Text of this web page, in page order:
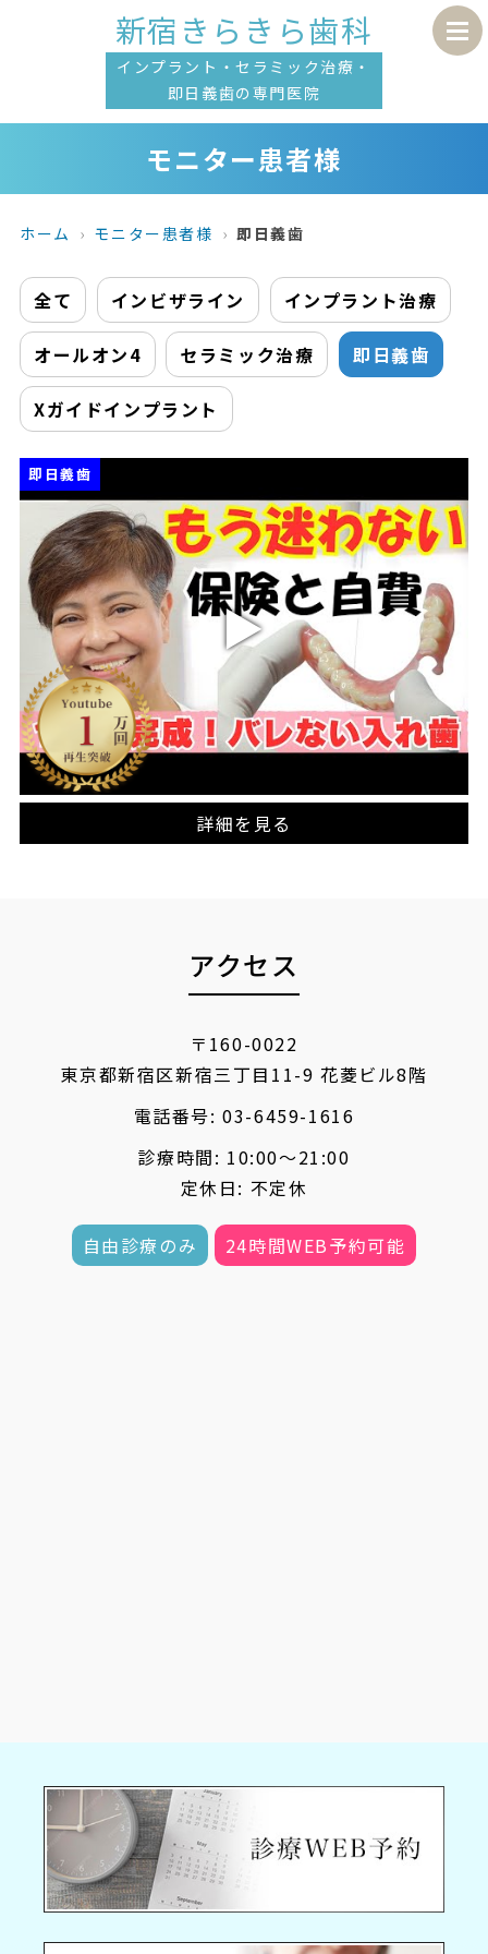
新宿きらきら歯科
インプラント・セラミック治療・
即日義歯の専門医院
モニター患者様
ホーム モニター患者様 即日義歯
全て インビザライン インプラント治療
オールオン4 セラミック治療 即日義歯
Xガイドインプラント
即日義歯
詳細を見る
アクセス
〒160-0022
東京都新宿区新宿三丁目11-9 花菱ビル8階
電話番号:03-6459-1616
診療時間: 10:00〜21:00
定休日: 不定休
自由診療のみ 24時間WEB予約可能